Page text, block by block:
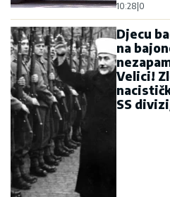
10:28 0
Djecu
na
Velici!
SS